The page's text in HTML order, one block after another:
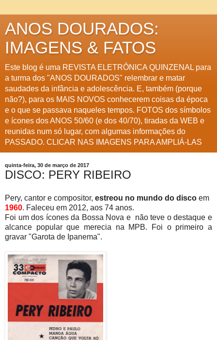
ANOS DOURADOS:
IMAGENS & FATOS
Este blog é uma REVISTA ELETRÔNICA QUINZENAL para
a turma dos "ANOS DOURADOS" relembrar e matar
saudades da infância e adolescência. E, também (porque
não?), para os MAIS NOVOS conhecerem coisas da época
e o que se passava naqueles tempos. FOTOS dos símbolos
e ícones dos ANOS 50/60 (e dos 40/70), tiradas da WEB e
reunidas num só lugar, com algumas informações do
PASSADO. CLICAR NAS IMAGENS PARA AMPLIÁ-LAS
quinta-feira, 30 de março de 2017
DISCO: PERY RIBEIRO
Pery, cantor e compositor, estreou no mundo do disco em
1960. Faleceu em 2012, aos 74 anos.
Foi um dos ícones da Bossa Nova e não teve o destaque e
alcance popular que merecia na MPB. Foi o primeiro a
gravar "Garota de Ipanema".